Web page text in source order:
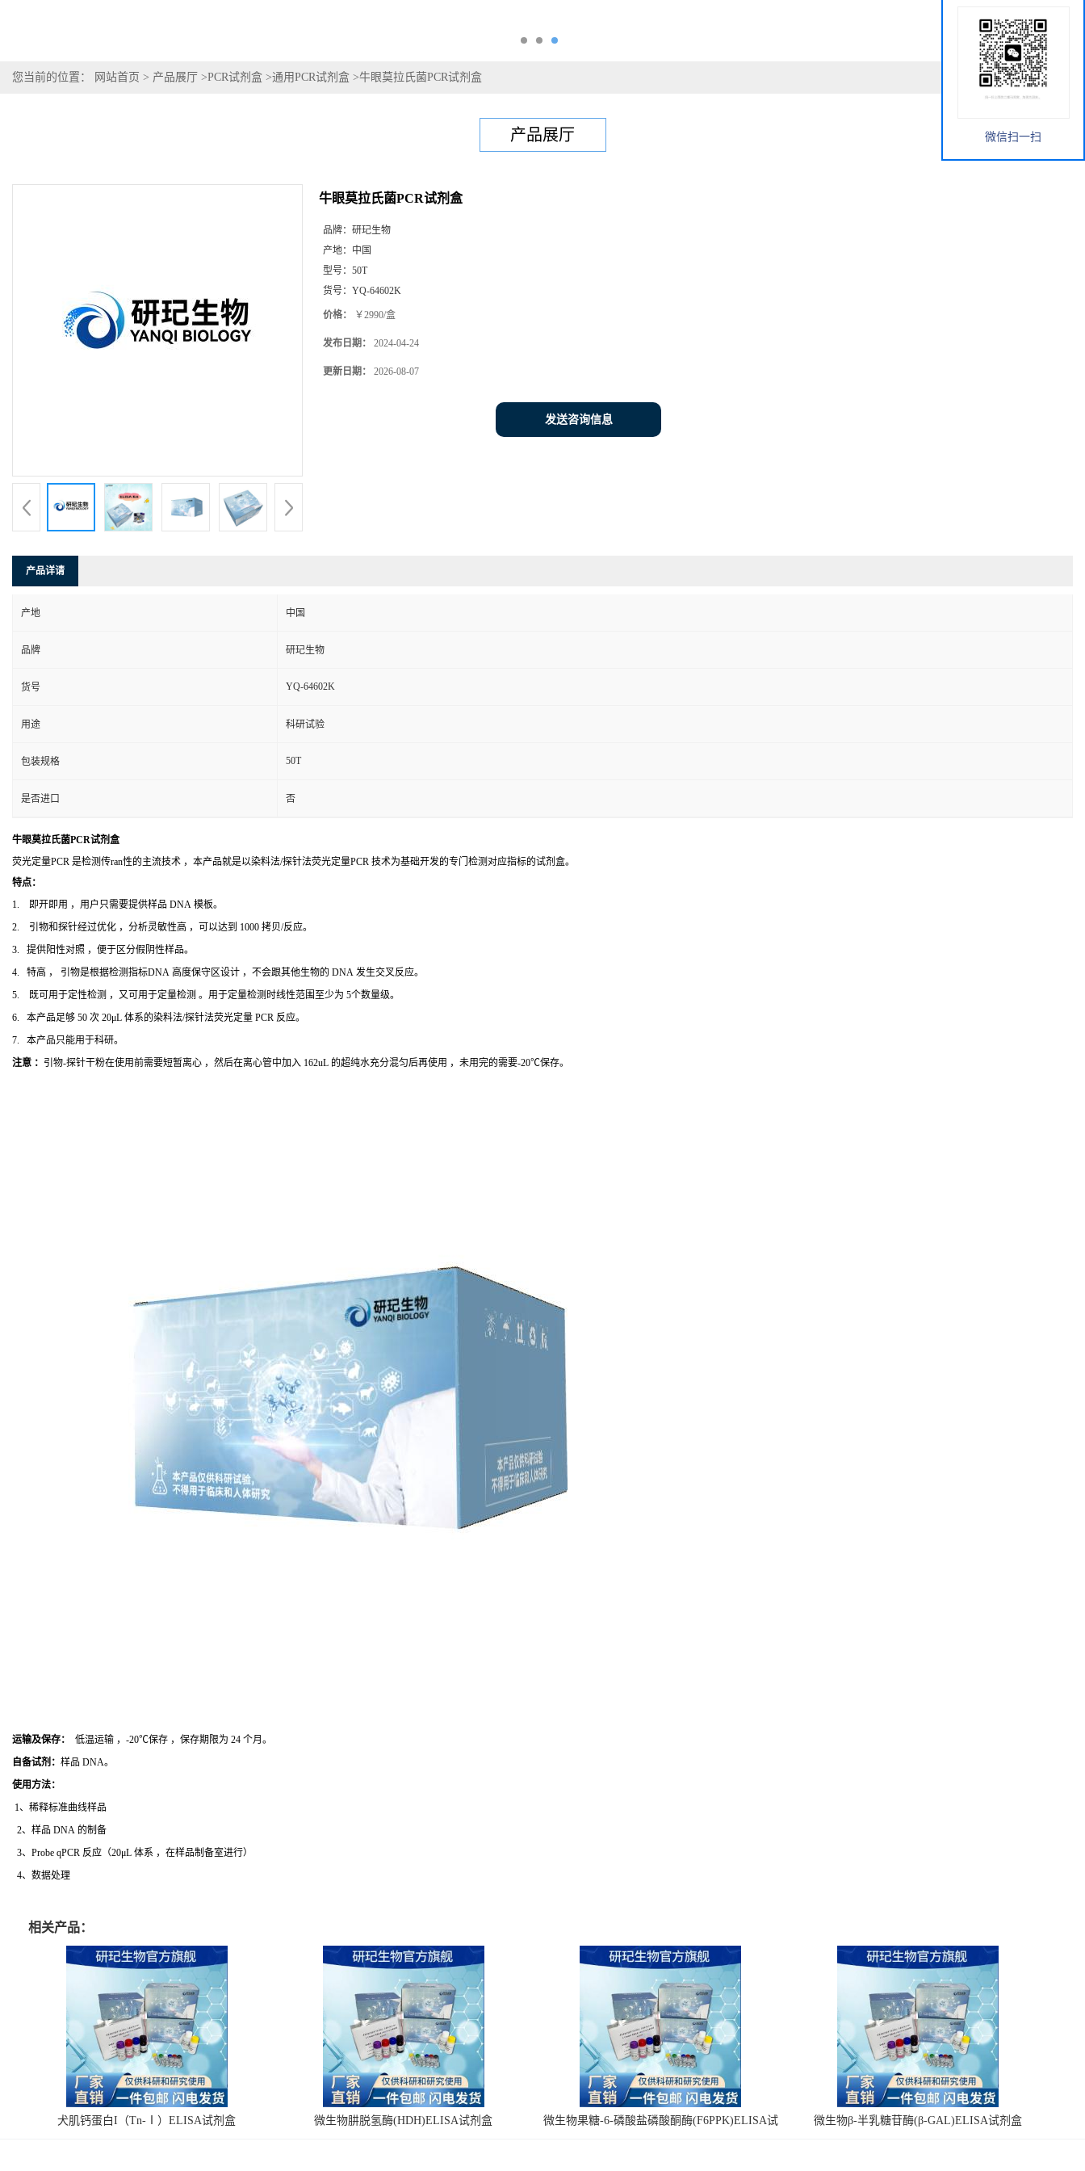
您当前的位置： 网站首页 > 产品展厅 >PCR试剂盒 >通用PCR试剂盒 >牛眼莫拉氏菌PCR试剂盒
产品展厅
牛眼莫拉氏菌PCR试剂盒
品牌： 研玘生物
产地： 中国
型号： 50T
货号： YQ-64602K
价格： ￥2990/盒
发布日期： 2024-04-24
更新日期： 2026-08-07
发送咨询信息
产品详请
产地 中国
品牌 研玘生物
货号 YQ-64602K
用途 科研试验
包装规格 50T
是否进口 否
牛眼莫拉氏菌PCR试剂盒
荧光定量PCR 是检测传ran性的主流技术 ，本产品就是以染料法/探针法荧光定量PCR 技术为基础开发的专门检测对应指标的试剂盒。
特点：
1. 即开即用 ，用户只需要提供样品 DNA 模板。
2. 引物和探针经过优化 ，分析灵敏性高 ，可以达到 1000 拷贝/反应。
3. 提供阳性对照 ，便于区分假阴性样品。
4. 特高 ， 引物是根据检测指标DNA 高度保守区设计 ，不会跟其他生物的 DNA 发生交叉反应。
5. 既可用于定性检测 ，又可用于定量检测 。用于定量检测时线性范围至少为 5个数量级。
6. 本产品足够 50 次 20μL 体系的染料法/探针法荧光定量 PCR 反应。
7. 本产品只能用于科研。
注意 ： 引物-探针干粉在使用前需要短暂离心 ，然后在离心管中加入 162uL 的超纯水充分混匀后再使用 ，未用完的需要-20℃保存。
运输及保存：
低温运输 ，-20℃保存 ，保存期限为 24 个月。
自备试剂： 样品 DNA。
使用方法：
1、稀释标准曲线样品
2、样品 DNA 的制备
3、Probe qPCR 反应（20μL 体系 ，在样品制备室进行）
4、数据处理
相关产品：
犬肌钙蛋白I（Tn-Ⅰ）ELISA试剂盒 微生物肼脱氢酶(HDH)ELISA试剂盒
微生物果糖-6-磷酸盐磷酸酮酶(F6PPK)ELISA试
微生物β-半乳糖苷酶(β-GAL)ELISA试剂盒
微信扫一扫